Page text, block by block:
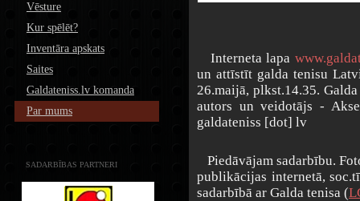
Vēsture
Kur spēlēt?
Inventāra apskats
Saites
Galdateniss.lv komanda
Par mums
SADARBĪBAS PARTNERI
Interneta lapa
un attīstīt galda tenisu
26.maijā, plkst.14.35.
autors un veidotājs -
galdateniss [dot] lv
Piedāvājam sadarbību.
publikācijas internetā,
sadarbībā ar Galda tenisa (